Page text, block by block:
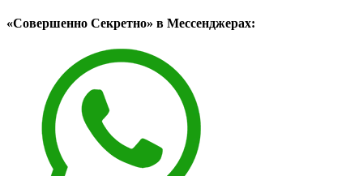
«Совершенно Секретно» в Мессенджерах: